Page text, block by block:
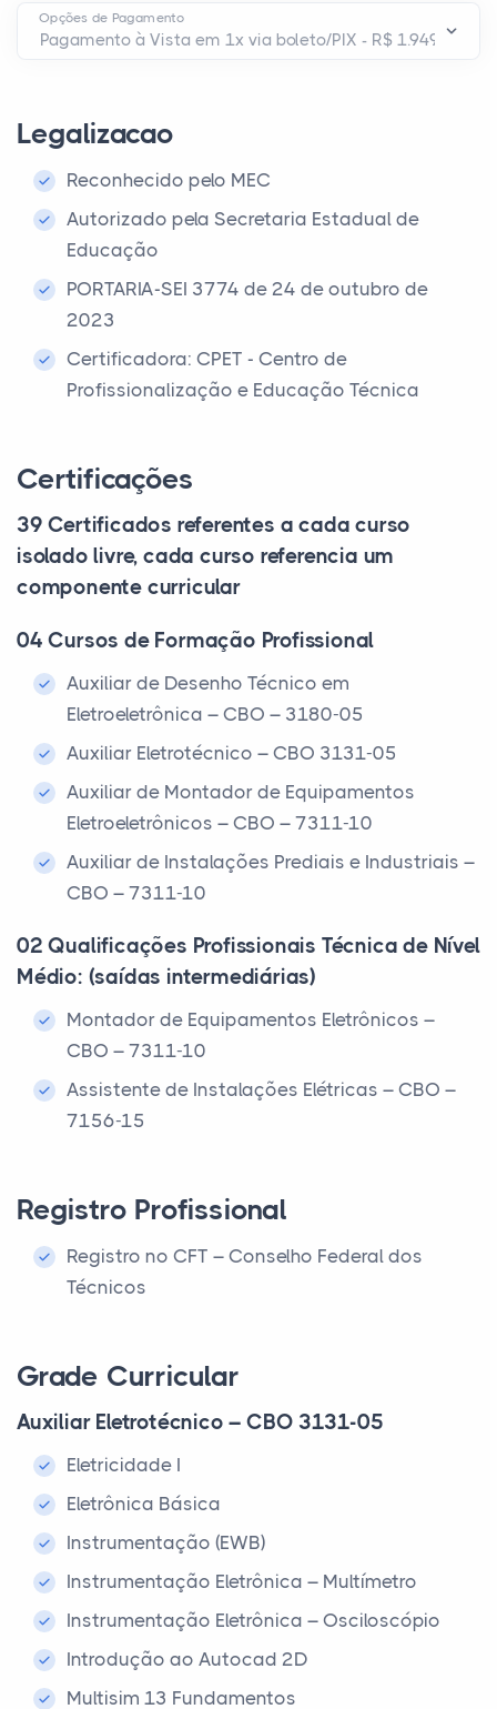
Opções de Pagamento
Legalizacao
Reconhecido pelo MEC
Autorizado pela Secretaria Estadual de
Educação
PORTARIA-SEI 3774 de 24 de outubro de
2023
Certificadora: CPET - Centro de
Profissionalização e Educação Técnica
Certificações
39 Certificados referentes a cada curso
isolado livre, cada curso referencia um
componente curricular
04 Cursos de Formação Profissional
Auxiliar de Desenho Técnico em
Eletroeletrônica – CBO – 3180-05
Auxiliar Eletrotécnico – CBO 3131-05
Auxiliar de Montador de Equipamentos
Eletroeletrônicos – CBO – 7311-10
Auxiliar de Instalações Prediais e Industriais –
CBO – 7311-10
02 Qualificações Profissionais Técnica de Nível
Médio: (saídas intermediárias)
Montador de Equipamentos Eletrônicos –
CBO – 7311-10
Assistente de Instalações Elétricas – CBO –
7156-15
Registro Profissional
Registro no CFT – Conselho Federal dos
Técnicos
Grade Curricular
Auxiliar Eletrotécnico – CBO 3131-05
Eletricidade I
Eletrônica Básica
Instrumentação (EWB)
Instrumentação Eletrônica – Multímetro
Instrumentação Eletrônica – Osciloscópio
Introdução ao Autocad 2D
Multisim 13 Fundamentos